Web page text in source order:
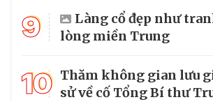
9
Làng cổ đẹp như
lòng miền Trung
10 Thăm không gian lưu
sử về cố Tổng Bí thư